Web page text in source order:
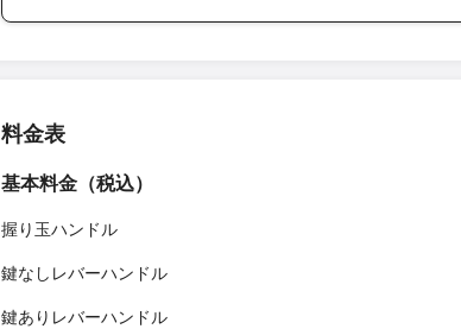
料金表
基本料金（税込）
握り玉ハンドル
鍵なしレバーハンドル
鍵ありレバーハンドル